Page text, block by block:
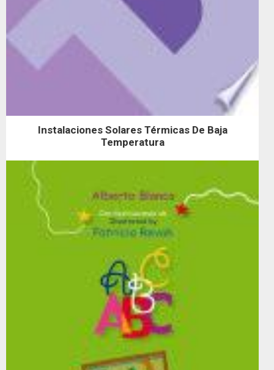
Instalaciones Solares Térmicas De Baja
Temperatura